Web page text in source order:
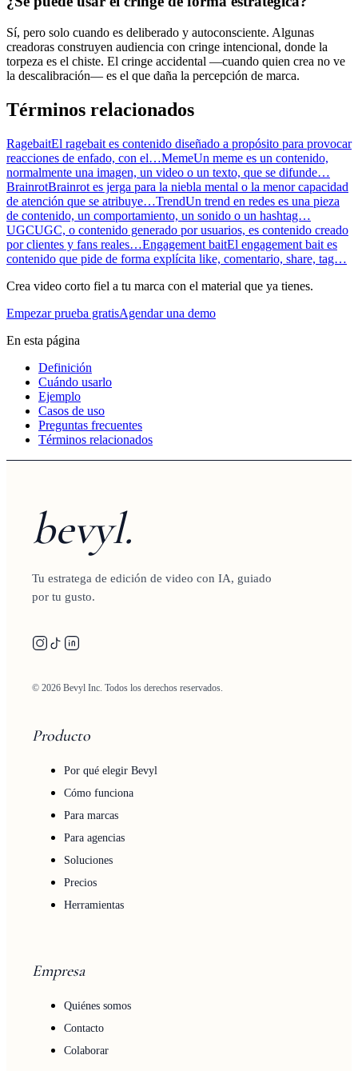
Sí, pero solo cuando es deliberado y autoconsciente. Algunas
creadoras construyen audiencia con cringe intencional, donde la
torpeza es el chiste. El cringe accidental —cuando quien crea no ve
la descalibración— es el que daña la percepción de marca.
Términos relacionados
RagebaitEl ragebait es contenido diseñado a propósito para provocar
reacciones de enfado, con el…MemeUn meme es un contenido,
normalmente una imagen, un video o un texto, que se difunde…
BrainrotBrainrot es jerga para la niebla mental o la menor capacidad
de atención que se atribuye…TrendUn trend en redes es una pieza
de contenido, un comportamiento, un sonido o un hashtag…
UGCUGC, o contenido generado por usuarios, es contenido creado
por clientes y fans reales…Engagement baitEl engagement bait es
contenido que pide de forma explícita like, comentario, share, tag…
Crea video corto fiel a tu marca con el material que ya tienes.
Empezar prueba gratisAgendar una demo
En esta página
Definición
Cuándo usarlo
Ejemplo
Casos de uso
Preguntas frecuentes
Términos relacionados
bevyl.
Tu estratega de edición de video con IA, guiado
por tu gusto.
© 2026 Bevyl Inc. Todos los derechos reservados.
Producto
Por qué elegir Bevyl
Cómo funciona
Para marcas
Para agencias
Soluciones
Precios
Herramientas
Empresa
Quiénes somos
Contacto
Colaborar